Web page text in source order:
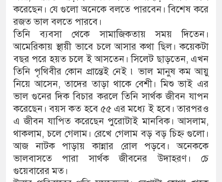
করেছেন। যে গুলো অনেকে বলতে পারবেন। বিশেষ করে
রজত ভাল বলতে পারবে।
তিনি ব্যবসা থেকে সামাজিকতায় সময় দিতেন।
আমেরিকায় স্থায়ী ভাবে চলে আসার কথা ছিল। কয়েকটা
বছর পরে হয়ত চলে ই আসতেন। সিলেট ছাড়তেন, এখন
তিনি পৃথিবীর কোন প্রান্তেই নেই ৷ ভাল মানুষ কম আয়ু
নিয়ে আসেন, তাদের তাড়া থাকে বেশী। মিশু ভাই এর
ভাল গুনের দিক বিচার করলে তিনি সার্থক জীবন যাপন
করেছেন। বয়স কত হবে ৫৫ এর মধ্যে ই হবে। তারপরও
এ জীবন যাপিত করেছেন পুরোটাই মানবিক। আসলাম,
থাকলাম, চলে গেলাম। রেখে গেলাম বড় বড় চিহ্ন গুলো।
আজ নাটক পাড়ায় কান্নার রোল পড়বে। অনেককে
ভালবাসতে পারা সার্থক জীবনের উদাহরণ। চে
গুয়েবারের মত।